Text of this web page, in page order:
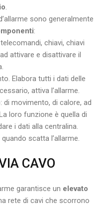
.
sono generalmente
:
chiavi, chiavi
attivare e disattivare il
Elabora tutti i dati delle
attiva l’allarme.
di movimento, di calore, ad
loro funzione è quella di
i dati alla centralina.
scatta l’allarme.
CAVO
garantisce un elevato
rete di cavi che scorrono